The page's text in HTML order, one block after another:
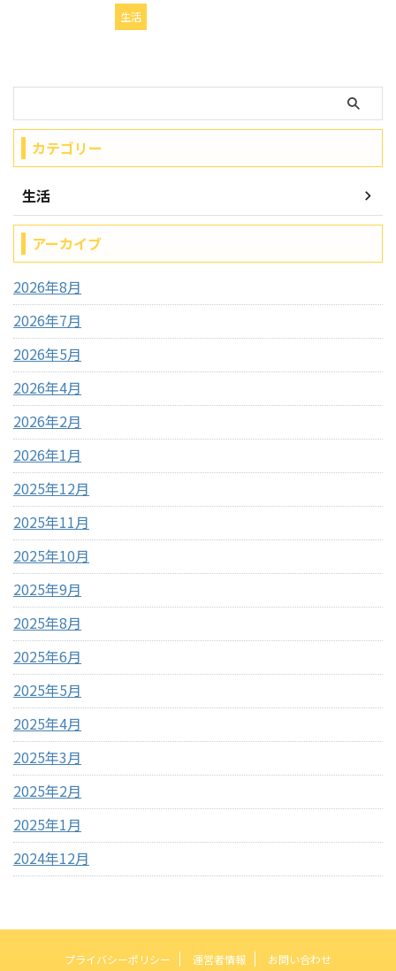
生活
カテゴリー
生活
アーカイブ
2026年8月
2026年7月
2026年5月
2026年4月
2026年2月
2026年1月
2025年12月
2025年11月
2025年10月
2025年9月
2025年8月
2025年6月
2025年5月
2025年4月
2025年3月
2025年2月
2025年1月
2024年12月
プライバシーポリシー 運営者情報 お問い合わせ